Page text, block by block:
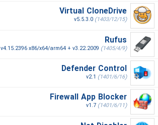
Virtual CloneDrive
v5.5.3.0 (1403/12/15)
Rufus
v4.15.2396 x86/x64/arm64 + v3.22.2009 (1405/4/9)
Defender Control
v2.1 (1401/6/16)
Firewall App Blocker
v1.7 (1401/6/11)